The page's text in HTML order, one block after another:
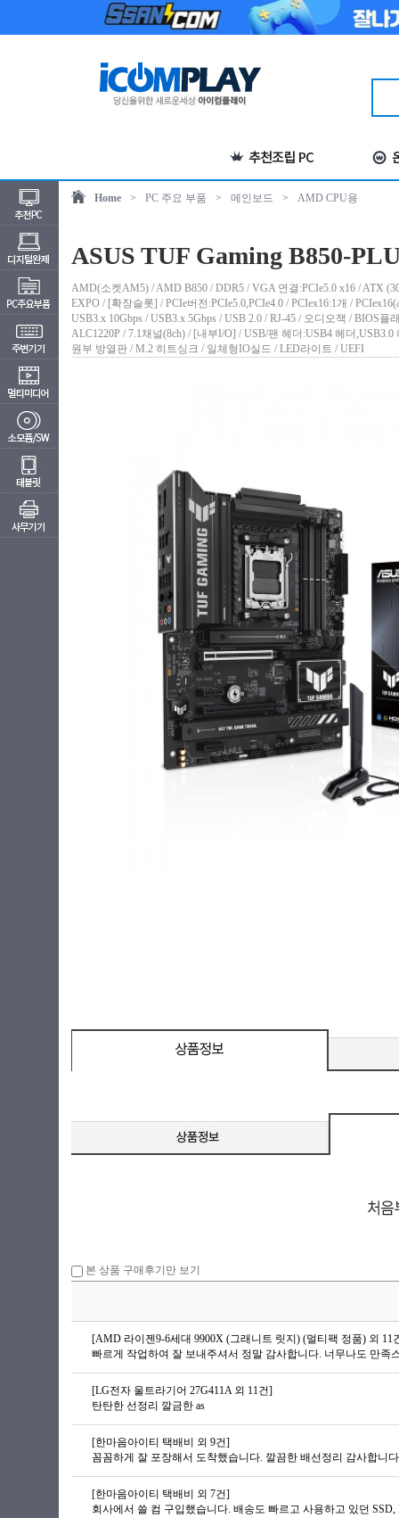
Home > PC 주요 부품 > 메인보드 > AMD CPU용
ASUS TUF Gaming B850-
AMD(소켓AM5) / AMD B850 / DDR5 / VGA 연결:PCIe5.0 x16 / ATX
EXPO / [확장슬롯] / PCIe버전:PCIe5.0,PCIe4.0 / PCIex16:1개 /
USB3.x 10Gbps / USB3.x 5Gbps / USB 2.0 / RJ-45 / 오디오잭 / BIOS
ALC1220P / 7.1채널(8ch) / [내부I/O] / USB/팬 헤더:USB4 헤더
원부 방열판 / M.2 히트싱크 / 일체형IO실드 / LED라이트 / UEFI
본 상품 구매후기만 보기
[AMD 라이젠9-6세대 9900X (그래니트 릿지) (멀티팩 정품) 외 11
[LG전자 울트라기어 27G411A 외 11건]
탄탄한 선정리 깔금한 as
[한마음아이티 택배비 외 9건]
꼼꼼하게 잘 포장해서 도착했습니다. 깔끔한 배선정리 감사합니
[한마음아이티 택배비 외 7건]
회사에서 쓸 컴 구입했습니다. 배송도 빠르고 사용하고 있던